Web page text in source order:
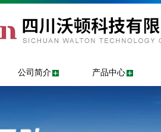
公司简介 产品中心